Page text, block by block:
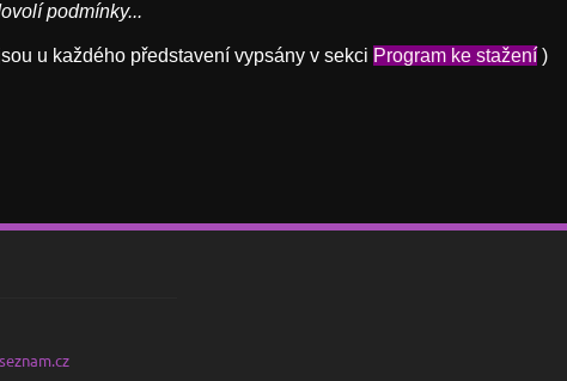
podmínky...
u každého představení vypsány v sekci Program ke stažení )
eznam.cz